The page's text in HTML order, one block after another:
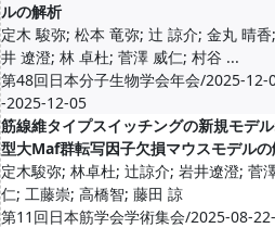
ルの解析
定木 駿弥; 松本 竜弥; 辻 諒介; 金丸 晴
井 遼澄; 林 卓杜; 菅澤 威仁; 村谷 ...
第48回日本分子生物学会年会/2025-12-
-2025-12-05
筋線維タイプスイッチングの新規モデ
型大Maf群転写因子欠損マウスモデル
定木駿弥; 林卓杜; 辻諒介; 岩井遼澄; 菅
仁; 工藤崇; 高橋智; 藤田 諒
第11回日本筋学会学術集会/2025-08-22-